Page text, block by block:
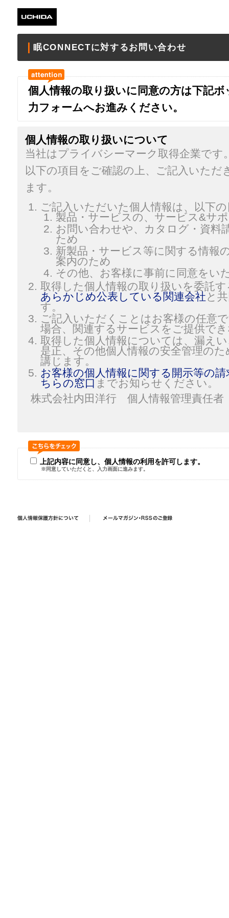
眠CONNECTに対するお問い合わせ
個人情報の取り扱いに同意の方は下記
力フォームへお進みください。
個人情報の取り扱いについて
当社はプライバシーマーク取得企業です
以下の項目をご確認の上、ご記入いた
ます。
ご記入いただいた個人情報は、以下
製品・サービスの、サービス&サ
お問い合わせや、カタログ・資料
ため
新製品・サービス等に関する情報
案内のため
その他、お客様に事前に同意をい
取得した個人情報の取り扱いを委託
あらかじめ公表している関連会社と
す。
ご記入いただくことはお客様の任意
場合、関連するサービスをご提供で
取得した個人情報については、漏え
是正、その他個人情報の安全管理の
講じます。
お客様の個人情報に関する開示等の
ちらの窓口 までお知らせください。
株式会社内田洋行 個人情報管理責任
上記内容に同意し、個人情報の利用を許可します。
※同意していただくと、入力画面に進みます。